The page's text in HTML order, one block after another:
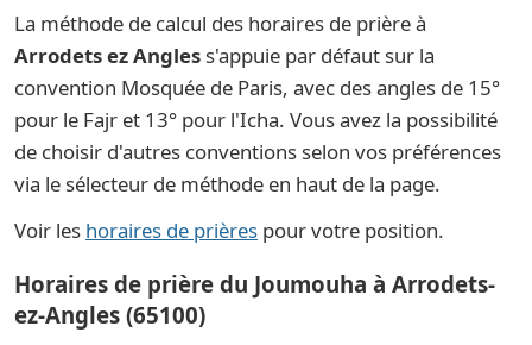
La méthode de calcul des horaires de prière à
Arrodets ez Angles s'appuie par défaut sur la
convention Mosquée de Paris, avec des angles de 15°
pour le Fajr et 13° pour l'Icha. Vous avez la possibilité
de choisir d'autres conventions selon vos préférences
via le sélecteur de méthode en haut de la page.
Voir les horaires de prières pour votre position.
Horaires de prière du Joumouha à Arrodets-
ez-Angles (65100)